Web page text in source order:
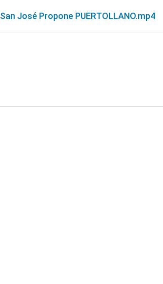
San José Propone PUERTOLLANO.mp4